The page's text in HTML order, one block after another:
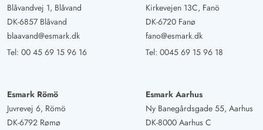
Blåvandvej 1, Blåvand
DK-6857 Blåvand
blaavand@esmark.dk
Tel: 00 45 69 15 96 16
Kirkevejen 13C, Fanö
DK-6720 Fanø
fano@esmark.dk
Tel: 0045 69 15 96 18
Esmark Römö
Juvrevej 6, Römö
DK-6792 Rømø
Esmark Aarhus
Ny Banegårdsgade 55, Aarhus
DK-8000 Aarhus C